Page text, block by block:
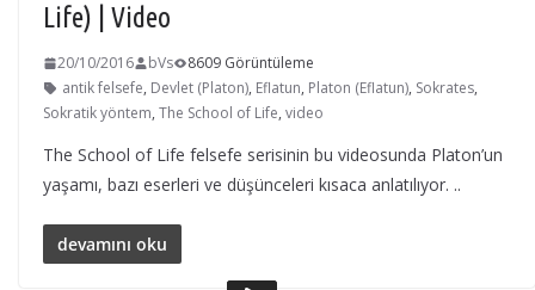
Life) | Video
20/10/2016 bVs
8609 Görüntüleme
antik felsefe, Devlet (Platon), Eflatun, Platon (Eflatun), Sokrates,
Sokratik yöntem, The School of Life, video
The School of Life felsefe serisinin bu videosunda Platon’un
yaşamı, bazı eserleri ve düşünceleri kısaca anlatılıyor. ..
devamını oku